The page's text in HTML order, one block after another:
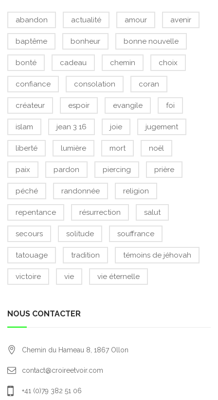
abandon actualité amour avenir
baptême bonheur bonne nouvelle
bonté cadeau chemin choix
confiance consolation coran
créateur espoir evangile foi
islam jean 3 16 joie jugement
liberté lumière mort noël
paix pardon piercing prière
péché randonnée religion
repentance résurrection salut
secours solitude souffrance
tatouage tradition témoins de jéhovah
victoire vie vie éternelle
NOUS CONTACTER
Chemin du Hameau 8, 1867 Ollon
contact@croireetvoir.com
+41 (0)79 382 51 06